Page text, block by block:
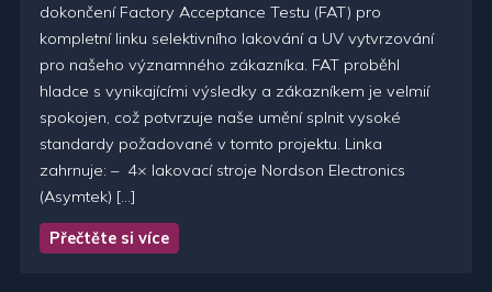
dokončení Factory Acceptance Testu (FAT) pro
kompletní linku selektivního lakování a UV vytvrzování
pro našeho významného zákazníka. FAT proběhl
hladce s vynikajícími výsledky a zákazníkem je velmií
spokojen, což potvrzuje naše umění splnit vysoké
standardy požadované v tomto projektu. Linka
zahrnuje: – 4× lakovací stroje Nordson Electronics
(Asymtek) […]
Přečtěte si více